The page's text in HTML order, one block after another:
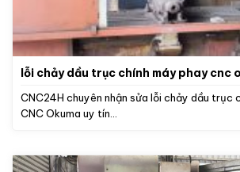
lỗi chảy dầu trục chính máy phay cnc
CNC24H chuyên nhận sửa lỗi chảy dầu trục
CNC Okuma uy tín...